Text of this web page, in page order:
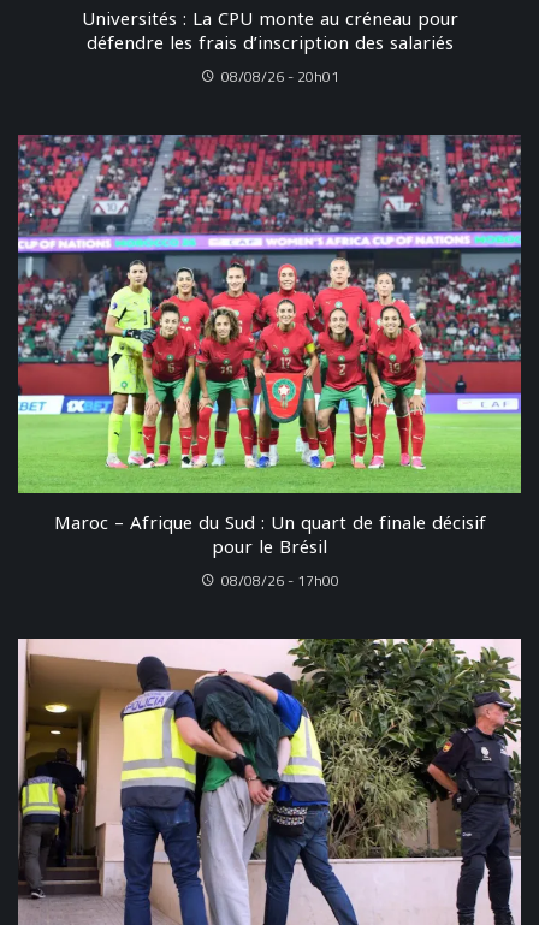
Universités : La CPU monte au créneau pour
défendre les frais d’inscription des salariés
08/08/26 - 20h01
Maroc – Afrique du Sud : Un quart de finale décisif
pour le Brésil
08/08/26 - 17h00